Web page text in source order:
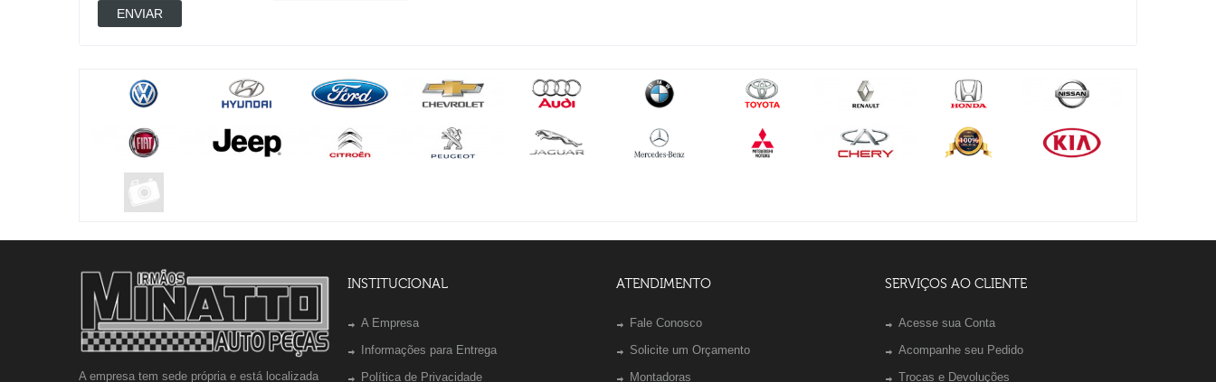
ENVIAR
A empresa tem sede própria e está localizada
INSTITUCIONAL
A Empresa
Informações para Entrega
Política de Privacidade
ATENDIMENTO
Fale Conosco
Solicite um Orçamento
Montadoras
SERVIÇOS AO CLIENTE
Acesse sua Conta
Acompanhe seu Pedido
Trocas e Devoluções